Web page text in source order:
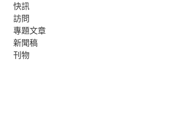
快訊
訪問
專題文章
新聞稿
刊物